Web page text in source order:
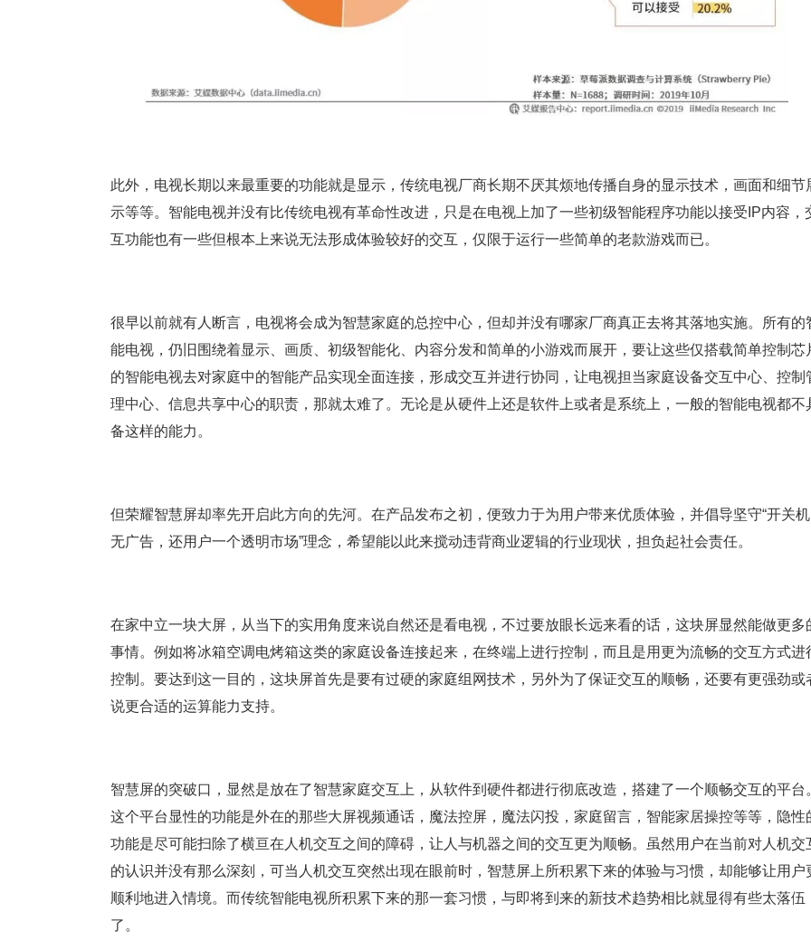
此外，电视长期以来最重要的功能就是显示，传统电视厂商长期不厌其烦地传播自身的显示技术，画面和细节
示等等。智能电视并没有比传统电视有革命性改进，只是在电视上加了一些初级智能程序功能以接受IP内容，
互功能也有一些但根本上来说无法形成体验较好的交互，仅限于运行一些简单的老款游戏而已。
很早以前就有人断言，电视将会成为智慧家庭的总控中心，但却并没有哪家厂商真正去将其落地实施。所有的
能电视，仍旧围绕着显示、画质、初级智能化、内容分发和简单的小游戏而展开，要让这些仅搭载简单控制芯
的智能电视去对家庭中的智能产品实现全面连接，形成交互并进行协同，让电视担当家庭设备交互中心、控制
理中心、信息共享中心的职责，那就太难了。无论是从硬件上还是软件上或者是系统上，一般的智能电视都不
备这样的能力。
但荣耀智慧屏却率先开启此方向的先河。在产品发布之初，便致力于为用户带来优质体验，并倡导坚守“开关机
无广告，还用户一个透明市场”理念，希望能以此来搅动违背商业逻辑的行业现状，担负起社会责任。
在家中立一块大屏，从当下的实用角度来说自然还是看电视，不过要放眼长远来看的话，这块屏显然能做更多
事情。例如将冰箱空调电烤箱这类的家庭设备连接起来，在终端上进行控制，而且是用更为流畅的交互方式进
控制。要达到这一目的，这块屏首先是要有过硬的家庭组网技术，另外为了保证交互的顺畅，还要有更强劲或
说更合适的运算能力支持。
智慧屏的突破口，显然是放在了智慧家庭交互上，从软件到硬件都进行彻底改造，搭建了一个顺畅交互的平台
这个平台显性的功能是外在的那些大屏视频通话，魔法控屏，魔法闪投，家庭留言，智能家居操控等等，隐性
功能是尽可能扫除了横亘在人机交互之间的障碍，让人与机器之间的交互更为顺畅。虽然用户在当前对人机交
的认识并没有那么深刻，可当人机交互突然出现在眼前时，智慧屏上所积累下来的体验与习惯，却能够让用户
顺利地进入情境。而传统智能电视所积累下来的那一套习惯，与即将到来的新技术趋势相比就显得有些太落伍
了。